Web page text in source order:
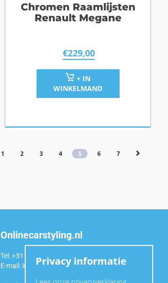
Chromen Raamlijsten
Renault Megane
€229,00
+ IN
WINKELMAND
1 2 3 4 5 6 7
Onlinecarstyling.nl
Tel: +31 (0)6 54 98 49 99
E-mail: info@onlinecarstyling.nl
Privacy informatie